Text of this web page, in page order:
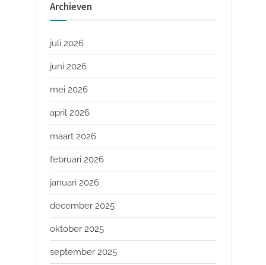
Archieven
juli 2026
juni 2026
mei 2026
april 2026
maart 2026
februari 2026
januari 2026
december 2025
oktober 2025
september 2025